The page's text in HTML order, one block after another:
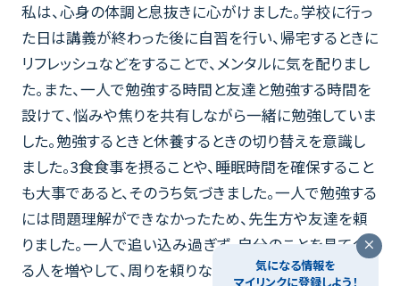
私は、心身の体調と息抜きに心がけました。学校に行っ
た日は講義が終わった後に自習を行い、帰宅するときに
リフレッシュなどをすることで、メンタルに気を配りまし
た。また、一人で勉強する時間と友達と勉強する時間を
設けて、悩みや焦りを共有しながら一緒に勉強していま
した。勉強するときと休養するときの切り替えを意識し
ました。3食食事を摂ることや、睡眠時間を確保すること
も大事であると、そのうち気づきました。一人で勉強する
には問題理解ができなかったため、先生方や友達を頼
りました。一人で追い込み過ぎず、自分のことを見てくれ
る人を増やして、周りを頼りながら進めてほしいです。
気になる情報を
マイリンクに登録しよう！